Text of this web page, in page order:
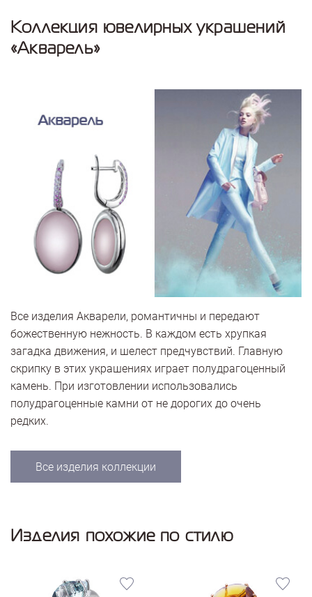
Коллекция ювелирных украшений
«Акварель»
Все изделия Акварели, романтичны и передают
божественную нежность. В каждом есть хрупкая
загадка движения, и шелест предчувствий. Главную
скрипку в этих украшениях играет полудрагоценный
камень. При изготовлении использовались
полудрагоценные камни от не дорогих до очень
редких.
Все изделия коллекции
Изделия похожие по стилю